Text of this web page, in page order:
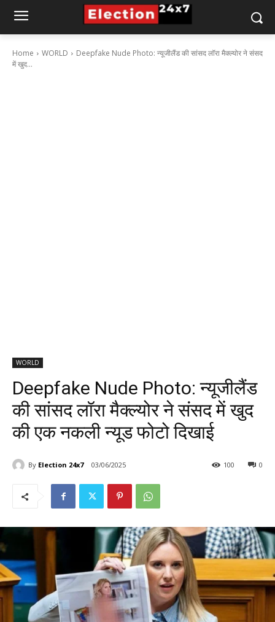
Home WORLD
Deepfake Nude Photo: न्यूजीलैंड की सांसद लॉरा मैक्ल्योर ने संसद
में खुद...
WORLD
Deepfake Nude Photo: न्यूजीलैंड
की सांसद लॉरा मैक्ल्योर ने संसद में खुद
की एक नकली न्यूड फोटो दिखाई
By Election 24x7 03/06/2025 0
100